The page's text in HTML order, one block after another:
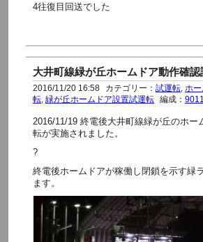
4往復目回送でした
大井町線緑が丘ホームドア動作確認
2016/11/20 16:58 カテゴリー： 試運転, ホ
転, 緑が丘ホームドア設置試運転 編成：
2016/11/19 終電後大井町線緑が丘のホー
転が実施されました。
?
終電後ホームドアが稼働し閉鎖を示す緑
ます。